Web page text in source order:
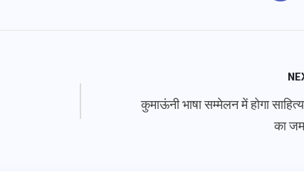
कुमाऊंनी भाषा सम्मेलन में होगा
का